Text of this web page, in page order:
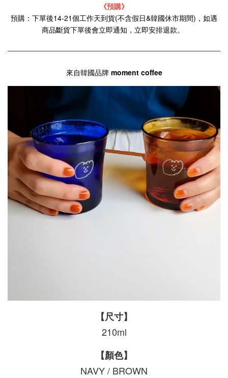
《預購》
預購：下單後14-21個工作天到貨(不含假日&韓國休市期間)，如遇
商品斷貨下單後會立即通知，立即安排退款。
來自韓國品牌 moment coffee
【尺寸】
210ml
【顏色】
NAVY / BROWN